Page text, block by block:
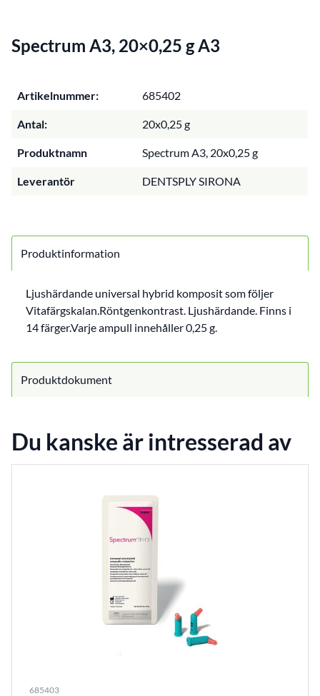
Spectrum A3, 20×0,25 g A3
Artikelnummer: 685402
Antal: 20x0,25 g
Produktnamn Spectrum A3, 20x0,25 g
Leverantör DENTSPLY SIRONA
Produktinformation
Ljushärdande universal hybrid komposit som följer
Vitafärgskalan.Röntgenkontrast. Ljushärdande. Finns i
14 färger.Varje ampull innehåller 0,25 g.
Produktdokument
Du kanske är intresserad av
685403